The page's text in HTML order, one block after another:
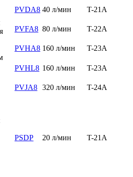
PVDA8 40 л/мин T-21A
PVFA8 80 л/мин T-22A
PVHA8 160 л/мин T-23A
PVHL8 160 л/мин T-23A
PVJA8 320 л/мин
T-24A
PSDP 20 л/мин T-21A